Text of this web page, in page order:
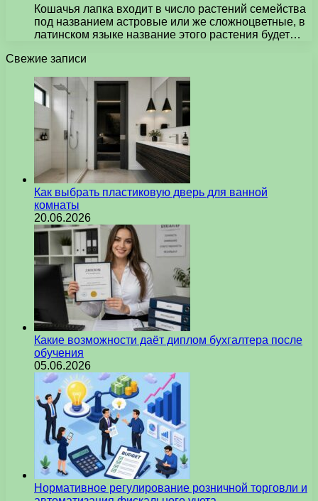
Кошачья лапка входит в число растений семейства
под названием астровые или же сложноцветные, в
латинском языке название этого растения будет…
Свежие записи
Как выбрать пластиковую дверь для ванной
комнаты
20.06.2026
Какие возможности даёт диплом бухгалтера после
обучения
05.06.2026
Нормативное регулирование розничной торговли и